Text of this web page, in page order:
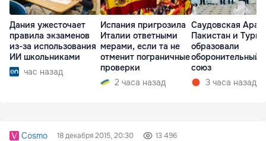
Дания ужесточает
правила экзаменов
из-за использования
ИИ школьниками
час назад
Испания пригрозила
Италии ответными
мерами, если та не
отменит пограничные
проверки
2 часа назад
Саудовская
Пакистан и
образовали
оборонительный
союз
3 часа назад
Cosmo 18 декабря 2015, 20:30 13 496